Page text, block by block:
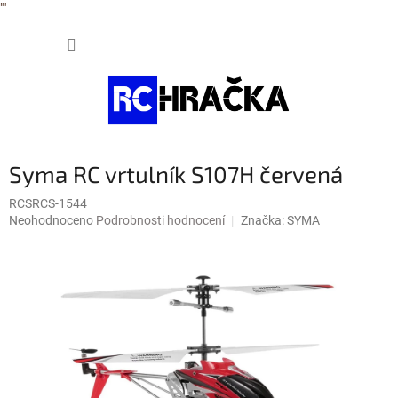
""
Syma RC vrtulník S107H červená
RCSRCS-1544
Průměrné
Neohodnoceno Podrobnosti hodnocení Značka:SYMA